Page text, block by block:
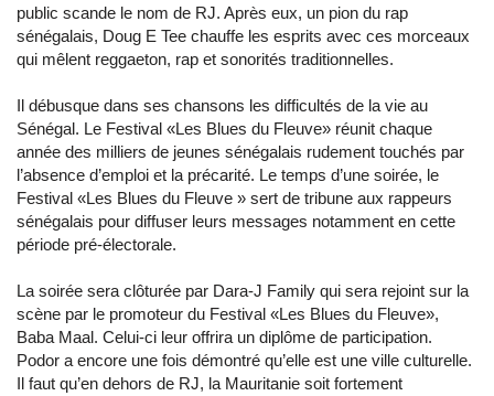
public scande le nom de RJ. Après eux, un pion du rap
sénégalais, Doug E Tee chauffe les esprits avec ces morceaux
qui mêlent reggaeton, rap et sonorités traditionnelles.
Il débusque dans ses chansons les difficultés de la vie au
Sénégal. Le Festival «Les Blues du Fleuve» réunit chaque
année des milliers de jeunes sénégalais rudement touchés par
l’absence d’emploi et la précarité. Le temps d’une soirée, le
Festival «Les Blues du Fleuve » sert de tribune aux rappeurs
sénégalais pour diffuser leurs messages notamment en cette
période pré-électorale.
La soirée sera clôturée par Dara-J Family qui sera rejoint sur la
scène par le promoteur du Festival «Les Blues du Fleuve»,
Baba Maal. Celui-ci leur offrira un diplôme de participation.
Podor a encore une fois démontré qu’elle est une ville culturelle.
Il faut qu’en dehors de RJ, la Mauritanie soit fortement